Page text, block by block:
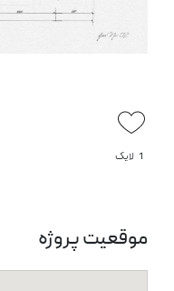
1 لایک
موقعیت پروژه